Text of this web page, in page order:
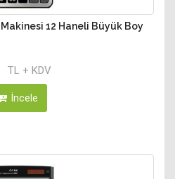
12 Haneli Büyük Boy
TL + KDV
İncele